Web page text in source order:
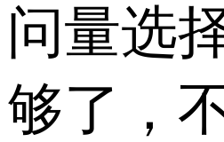
问量选
够了，